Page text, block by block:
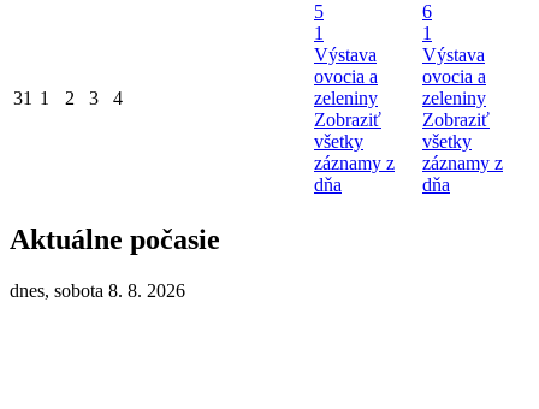
31 1 2 3 4
5
1
Výstava
ovocia a
zeleniny
Zobraziť
všetky
záznamy z
dňa
6
1
Výstava
ovocia a
zeleniny
Zobraziť
všetky
záznamy z
dňa
Aktuálne počasie
dnes, sobota 8. 8. 2026